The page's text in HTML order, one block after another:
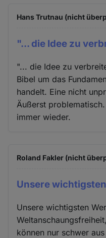
Hans Trutnau (nicht
"... die Idee zu
"... die Idee zu
Bibel um das
handelt. Eine nicht
Äußerst
immer wieder.
Roland Fakler (nicht
Unsere
Unsere wichtigsten
können nur schwer